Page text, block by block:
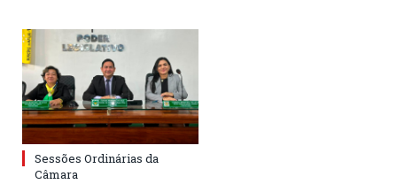
Sessões Ordinárias da
Câmara